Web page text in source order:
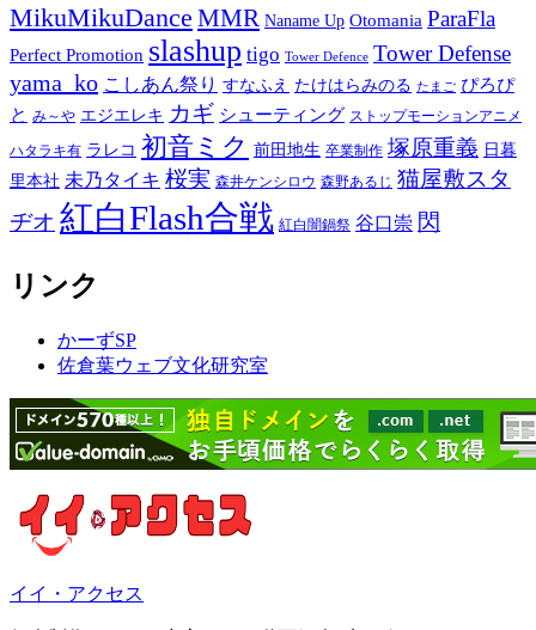
MikuMikuDance MMR Naname Up Otomania ParaFla
Perfect Promotion slashup tigo Tower Defence Tower Defense
yama_ko こしあん祭り すなふえ たけはらみのる たまご ぴろぴ
と み～や エジエレキ カギ シューティング ストップモーションアニメ
ハタラキ有 ラレコ 初音ミク 前田地生 卒業制作 塚原重義 日暮
里本社 未乃タイキ 桜実 森井ケンシロウ 森野あるじ 猫屋敷スタ
ヂオ 紅白Flash合戦 紅白闇鍋祭 谷口崇 閃
リンク
かーずSP
佐倉葉ウェブ文化研究室
イイ・アクセス